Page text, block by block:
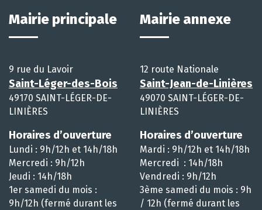
Mairie principale
9 rue du Lavoir
Saint-Léger-des-Bois
49170 SAINT-LÉGER-DE-
LINIÈRES
Horaires d’ouverture
Lundi : 9h/12h et 14h/18h
Mercredi : 9h/12h
Jeudi : 14h/18h
1er samedi du mois :
9h/12h (fermé durant les
Mairie annexe
12 route Nationale
Saint-Jean-de-Linières
49070 SAINT-LÉGER-DE-
LINIÈRES
Horaires d’ouverture
Mardi : 9h/12h et 14h/18h
Mercredi : 14h/18h
Vendredi : 9h/12h
3ème samedi du mois : 9h
/ 12h (fermé durant les